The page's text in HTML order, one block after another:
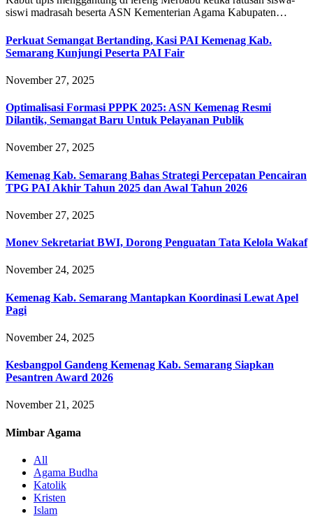
siswi madrasah beserta ASN Kementerian Agama Kabupaten…
Perkuat Semangat Bertanding, Kasi PAI Kemenag Kab.
Semarang Kunjungi Peserta PAI Fair
November 27, 2025
Optimalisasi Formasi PPPK 2025: ASN Kemenag Resmi
Dilantik, Semangat Baru Untuk Pelayanan Publik
November 27, 2025
Kemenag Kab. Semarang Bahas Strategi Percepatan Pencairan
TPG PAI Akhir Tahun 2025 dan Awal Tahun 2026
November 27, 2025
Monev Sekretariat BWI, Dorong Penguatan Tata Kelola Wakaf
November 24, 2025
Kemenag Kab. Semarang Mantapkan Koordinasi Lewat Apel
Pagi
November 24, 2025
Kesbangpol Gandeng Kemenag Kab. Semarang Siapkan
Pesantren Award 2026
November 21, 2025
Mimbar Agama
All
Agama Budha
Katolik
Kristen
Islam